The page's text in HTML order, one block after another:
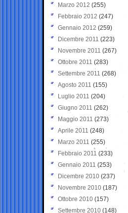
Marzo 2012 (255)
Febbraio 2012 (247)
Gennaio 2012 (259)
Dicembre 2011 (223)
Novembre 2011 (267)
Ottobre 2011 (283)
Settembre 2011 (268)
Agosto 2011 (155)
Luglio 2011 (204)
Giugno 2011 (262)
Maggio 2011 (273)
Aprile 2011 (248)
Marzo 2011 (255)
Febbraio 2011 (233)
Gennaio 2011 (253)
Dicembre 2010 (237)
Novembre 2010 (187)
Ottobre 2010 (157)
Settembre 2010 (148)